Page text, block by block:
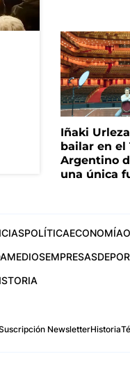
Iñaki
bailar en el
Argentino
una única
POLÍTICAECONOMÍA
MEDIOSEMPRESAS
NewsletterHistoria